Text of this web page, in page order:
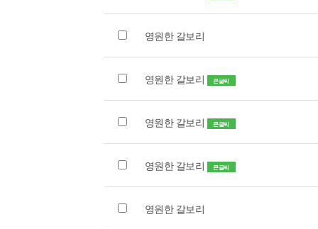
영원한 갈보리
영원한 갈보리 큰글씨
영원한 갈보리 큰글씨
영원한 갈보리 큰글씨
영원한 갈보리